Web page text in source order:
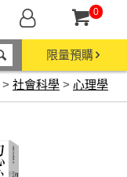
0
限量預購
> 社會科學 > 心理學